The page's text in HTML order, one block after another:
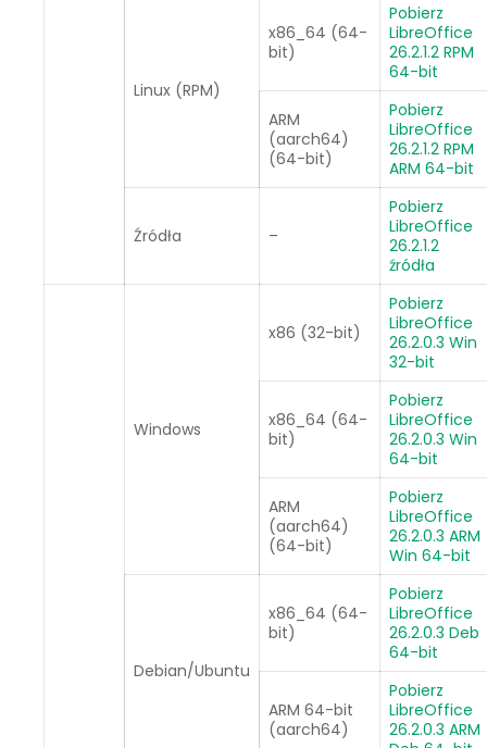
Linux (RPM)
x86_64 (64-
bit)
Pobierz
LibreOffice
26.2.1.2 RPM
64-bit
ARM
(aarch64)
(64-bit)
Pobierz
LibreOffice
26.2.1.2 RPM
ARM 64-bit
Źródła –
Pobierz
LibreOffice
26.2.1.2
źródła
Windows
x86 (32-bit)
Pobierz
LibreOffice
26.2.0.3 Win
32-bit
x86_64 (64-
bit)
Pobierz
LibreOffice
26.2.0.3 Win
64-bit
ARM
(aarch64)
(64-bit)
Pobierz
LibreOffice
26.2.0.3 ARM
Win 64-bit
Debian/Ubuntu
x86_64 (64-
bit)
Pobierz
LibreOffice
26.2.0.3 Deb
64-bit
ARM 64-bit
(aarch64)
Pobierz
LibreOffice
26.2.0.3 ARM